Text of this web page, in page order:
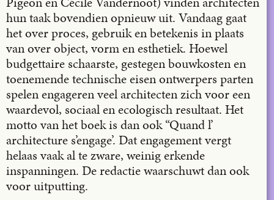
hun taak bovendien opnieuw uit. Vandaag gaat
het over proces, gebruik en betekenis in plaats
van over object, vorm en esthetiek. Hoewel
budgettaire schaarste, gestegen bouwkosten en
toenemende technische eisen ontwerpers parten
spelen engageren veel architecten zich voor een
waardevol, sociaal en ecologisch resultaat. Het
motto van het boek is dan ook “Quand l’
architecture s’engage’. Dat engagement vergt
helaas vaak al te zware, weinig erkende
inspanningen. De redactie waarschuwt dan ook
voor uitputting.